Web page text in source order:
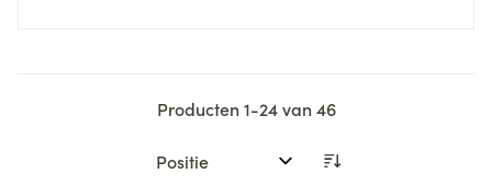
Producten1-24van46
Sorteer op: